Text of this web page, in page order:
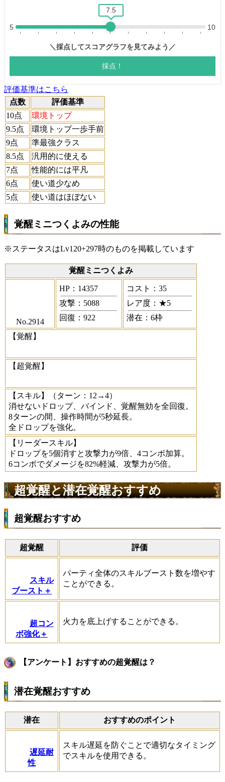
評価基準はこちら
点数
評価基準
10点
環境トップ
9.5点
環境トップ一歩手前
9点
準最強クラス
8.5点
汎用的に使える
7点
性能的には平凡
6点
使い道少なめ
5点
使い道はほぼない
覚醒ミニつくよみの性能
※ステータスはLv120+297時のものを掲載しています
覚醒ミニつくよみ
No.2914
HP：14357
攻撃：5088
回復：922
コスト：35
レア度：★5
潜在：6枠
【覚醒】
【超覚醒】
【スキル】
（ターン：12→4）
消せないドロップ、バインド、覚醒無効を全回復。
8ターンの間、操作時間が5秒延長。
全ドロップを強化。
【リーダースキル】
ドロップを5個消すと攻撃力が9倍、4コンボ加算。
6コンボでダメージを82%軽減、攻撃力が5倍。
超覚醒と潜在覚醒おすすめ
超覚醒おすすめ
超覚醒 評価
スキル
ブースト＋
パーティ全体のスキルブースト数を増やす
ことができる。
超コン
ボ強化＋
火力を底上げすることができる。
【アンケート】おすすめの超覚醒は？
潜在覚醒おすすめ
潜在 おすすめのポイント
遅延耐
性
スキル遅延を防ぐことで適切なタイミング
でスキルを使用できる。